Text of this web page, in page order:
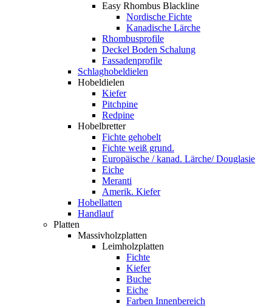
Easy Rhombus Blackline
Nordische Fichte
Kanadische Lärche
Rhombusprofile
Deckel Boden Schalung
Fassadenprofile
Schlaghobeldielen
Hobeldielen
Kiefer
Pitchpine
Redpine
Hobelbretter
Fichte gehobelt
Fichte weiß grund.
Europäische / kanad. Lärche/ Douglasie
Eiche
Meranti
Amerik. Kiefer
Hobellatten
Handlauf
Platten
Massivholzplatten
Leimholzplatten
Fichte
Kiefer
Buche
Eiche
Farben Innenbereich